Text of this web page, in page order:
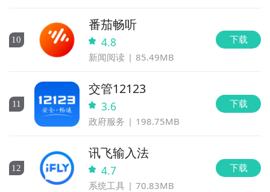
10
番茄畅听
4.8
新闻阅读 85.49MB
下载
11
交管12123
3.6
政府服务 198.75MB
下载
12
讯飞输入法
4.7
系统工具 70.83MB
下载